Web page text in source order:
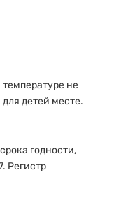
не
детей месте.
годности,
Регистр